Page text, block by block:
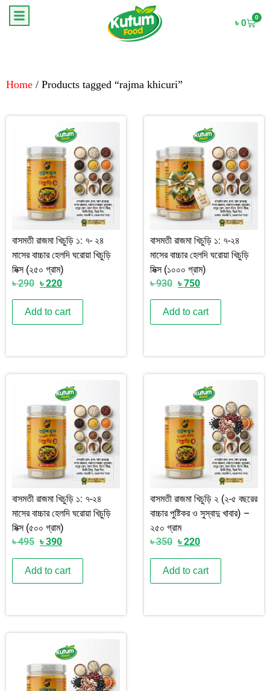
৳ 0
0
Home / Products tagged “rajma khicuri”
বাসমতী রাজমা খিচুড়ি ১: ৭- ২৪
মাসের বাচ্চার হেলদি ঘরোয়া খিচুড়ি
মিক্স (২৫০ গ্রাম)
৳290 ৳220
Add to cart
বাসমতী রাজমা খিচুড়ি ১: ৭-২৪
মাসের বাচ্চার হেলদি ঘরোয়া খিচুড়ি
মিক্স (১০০০ গ্রাম)
৳930 ৳750
Add to cart
বাসমতী রাজমা খিচুড়ি ১: ৭-২৪
মাসের বাচ্চার হেলদি ঘরোয়া খিচুড়ি
মিক্স (৫০০ গ্রাম)
৳495 ৳390
Add to cart
বাসমতী রাজমা খিচুড়ি ২ (২-৫ বছরের
বাচ্চার পুষ্টিকর ও সুস্বাদু খাবার) –
২৫০ গ্রাম
৳350 ৳220
Add to cart